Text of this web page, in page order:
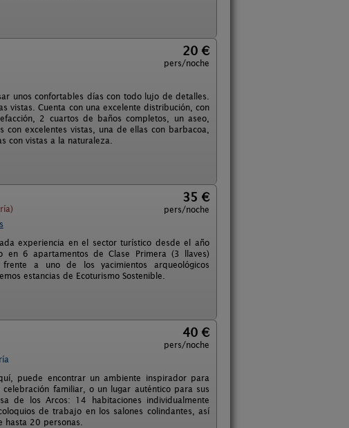
20 €
pers/noche
unos confortables días con todo lujo de detalles.
vistas. Cuenta con una excelente distribución, con
2 cuartos de baños completos, un aseo,
excelentes vistas, una de ellas con barbacoa,
con vistas a la naturaleza.
35 €
pers/noche
experiencia en el sector turístico desde el año
6 apartamentos de Clase Primera (3 llaves)
a uno de los yacimientos arqueológicos
estancias de Ecoturismo Sostenible.
40 €
pers/noche
puede encontrar un ambiente inspirador para
familiar, o un lugar auténtico para sus
de los Arcos: 14 habitaciones individualmente
de trabajo en los salones colindantes, así
20 personas.